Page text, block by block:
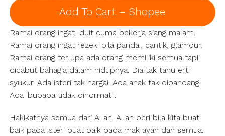
Add To Cart – Shopee
Ramai orang ingat, duit cuma bekerja siang malam.
Ramai orang ingat rezeki bila pandai, cantik, glamour.
Ramai orang terlupa ada orang memiliki semua tapi
dicabut bahagia dalam hidupnya. Dia tak tahu erti
syukur. Ada isteri tak hargai. Ada anak tak dipandang.
Ada ibubapa tidak dihormati..
Hakikatnya semua dari Allah. Allah beri bila kita buat
baik pada isteri buat baik pada mak ayah dan semua.